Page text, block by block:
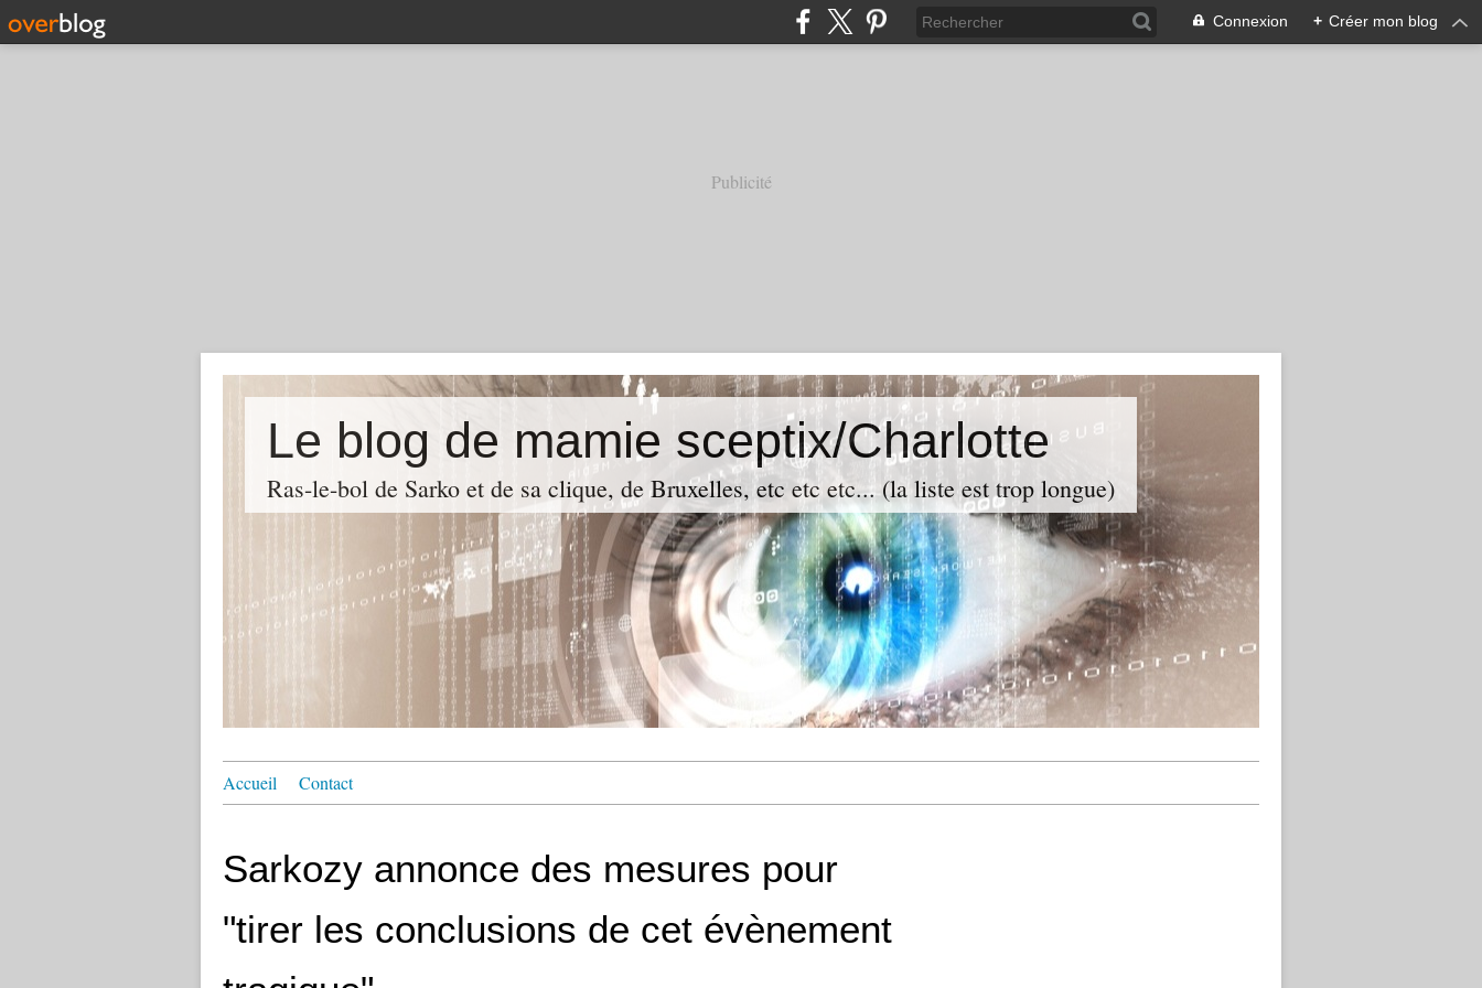
Connexion + Créer mon blog
Publicité
Le blog de mamie sceptix/Charlotte
Ras-le-bol de Sarko et de sa clique, de Bruxelles, etc etc etc... (la liste est trop longue)
Accueil Contact
Sarkozy annonce des mesures pour
"tirer les conclusions de cet évènement